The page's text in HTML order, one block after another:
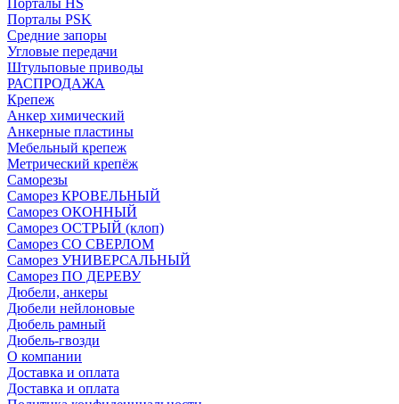
Порталы HS
Порталы PSK
Средние запоры
Угловые передачи
Штульповые приводы
РАСПРОДАЖА
Крепеж
Анкер химический
Анкерные пластины
Мебельный крепеж
Метрический крепёж
Саморезы
Саморез КРОВЕЛЬНЫЙ
Саморез ОКОННЫЙ
Саморез ОСТРЫЙ (клоп)
Саморез СО СВЕРЛОМ
Саморез УНИВЕРСАЛЬНЫЙ
Саморез ПО ДЕРЕВУ
Дюбели, анкеры
Дюбели нейлоновые
Дюбель рамный
Дюбель-гвозди
О компании
Доставка и оплата
Доставка и оплата